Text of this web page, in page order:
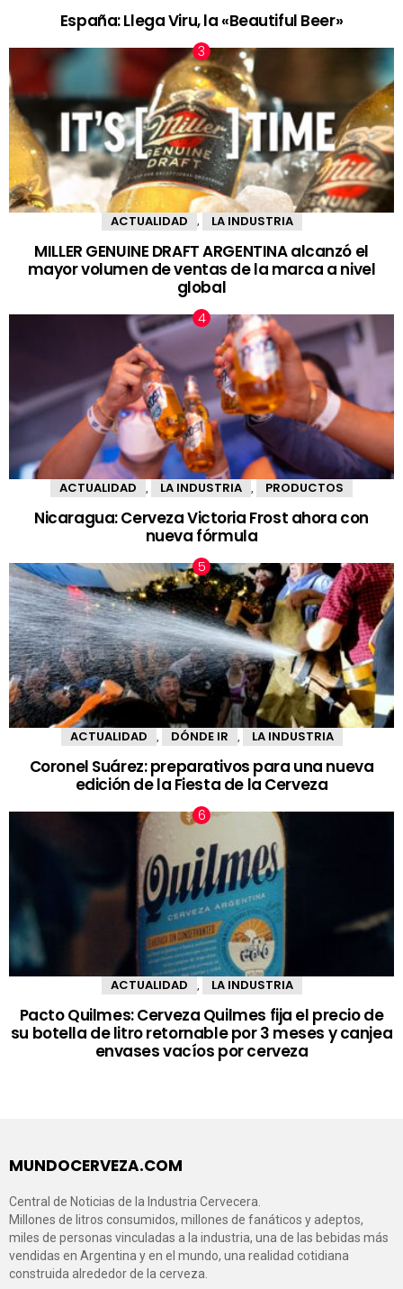
España: Llega Viru, la «Beautiful Beer»
ACTUALIDAD , LA INDUSTRIA
MILLER GENUINE DRAFT ARGENTINA alcanzó el
mayor volumen de ventas de la marca a nivel
global
ACTUALIDAD LA INDUSTRIA PRODUCTOS
Nicaragua: Cerveza Victoria Frost ahora con
nueva fórmula
ACTUALIDAD DÓNDE IR LA INDUSTRIA
Coronel Suárez: preparativos para una nueva
edición de la Fiesta de la Cerveza
ACTUALIDAD LA INDUSTRIA
Pacto Quilmes: Cerveza Quilmes fija el precio de
su botella de litro retornable por 3 meses y canjea
envases vacíos por cerveza
MUNDOCERVEZA.COM
Central de Noticias de la Industria Cervecera.
Millones de litros consumidos, millones de fanáticos y adeptos,
miles de personas vinculadas a la industria, una de las bebidas más
vendidas en Argentina y en el mundo, una realidad cotidiana
construida alrededor de la cerveza.